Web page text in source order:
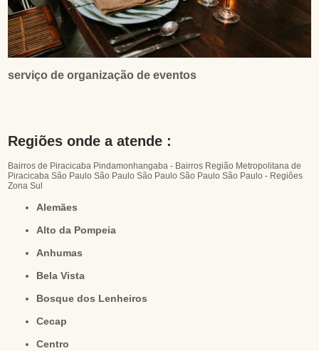
serviço de organização de eventos
Regiões onde a atende :
Bairros de Piracicaba Pindamonhangaba - Bairros Região Metropolitana de
Piracicaba São Paulo São Paulo São Paulo São PauloSão Paulo - Regiões
Zona Sul
Alemães
Alto da Pompeia
Anhumas
Bela Vista
Bosque dos Lenheiros
Cecap
Centro